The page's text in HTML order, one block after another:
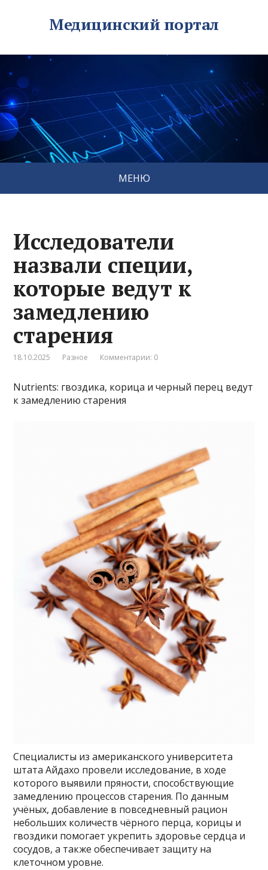
Медицинский портал
МЕНЮ
Исследователи
назвали специи,
которые ведут к
замедлению
старения
18.10.2025 Разное Комментарии: 0
Nutrients: гвоздика, корица и черный перец ведут
к замедлению старения
Специалисты из американского университета
штата Айдахо провели исследование, в ходе
которого выявили пряности, способствующие
замедлению процессов старения. По данным
учёных, добавление в повседневный рацион
небольших количеств чёрного перца, корицы и
гвоздики помогает укрепить здоровье сердца и
сосудов, а также обеспечивает защиту на
клеточном уровне.